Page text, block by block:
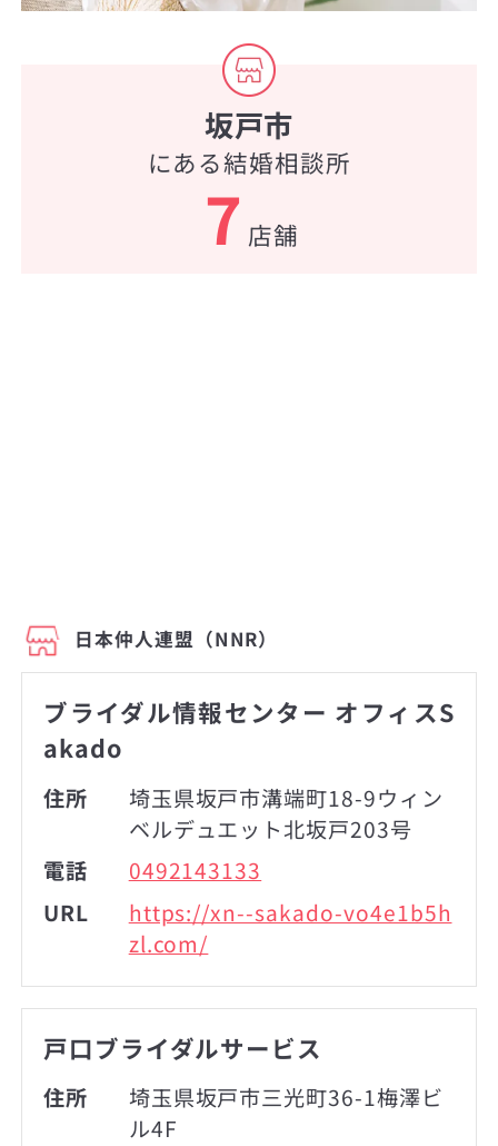
坂戸市
にある結婚相談所
7 店舗
日本仲人連盟（NNR）
ブライダル情報センター オフィスS
akado
住所
埼玉県坂戸市溝端町18-9ウィン
ベルデュエット北坂戸203号
電話
0492143133
URL
https://xn--sakado-vo4e1b5h
zl.com/
戸口ブライダルサービス
住所
埼玉県坂戸市三光町36-1梅澤ビ
ル4F